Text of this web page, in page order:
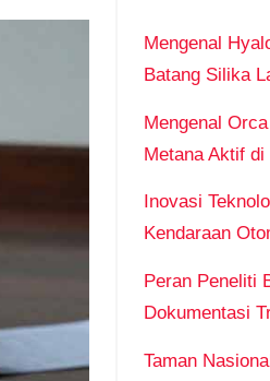
Mengenal
Batang Silika
Mengenal
Metana Aktif
Inovasi
Kendaraan
Peran Peneliti
Dokumentasi
Taman